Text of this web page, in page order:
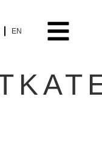
EN